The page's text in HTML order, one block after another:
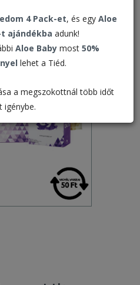
4 Pack-et, és egy Aloe
t ajándékba adunk!
Aloe Baby most 50%
lehet a Tiéd.
a megszokottnál több időt
igénybe.